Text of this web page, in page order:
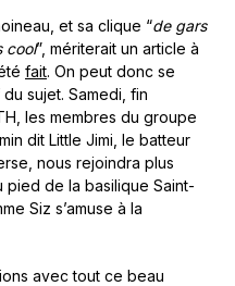
et sa clique “de gars
cool”, mériterait un article à
fait. On peut donc se
sujet. Samedi, fin
les membres du groupe
dit Little Jimi, le batteur
nous rejoindra plus
pied de la basilique Saint-
Siz s’amuse à la
avec tout ce beau